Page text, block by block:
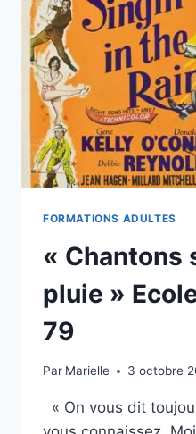
CINÉMA
79
FORMATIONS ADULTES
« Chantons
pluie »
79
Par Marielle 3 octobre
« On vous dit